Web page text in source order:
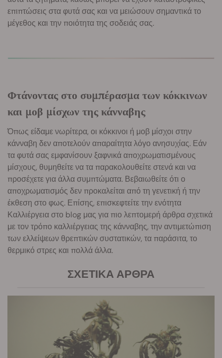
επιπτώσεις στα φυτά σας και να μειώσουν σημαντικά το
μέγεθος και την ποιότητα της σοδειάς σας.
Φτάνοντας στο συμπέρασμα των κόκκινων
και μοβ μίσχων της κάνναβης
Όπως είδαμε νωρίτερα, οι κόκκινοι ή μοβ μίσχοι στην
κάνναβη δεν αποτελούν απαραίτητα λόγο ανησυχίας. Εάν
τα φυτά σας εμφανίσουν ξαφνικά αποχρωματισμένους
μίσχους, θυμηθείτε να τα παρακολουθείτε στενά και να
προσέχετε για άλλα συμπτώματα. Βεβαιωθείτε ότι ο
αποχρωματισμός δεν προκαλείται από τη γενετική ή την
έκθεση στο φως. Επίσης, επισκεφτείτε την ενότητα
Καλλιέργεια στο blog μας για πιο λεπτομερή άρθρα σχετικά
με τον τρόπο καλλιέργειας της κάνναβης, την αντιμετώπιση
των ελλείψεων θρεπτικών συστατικών, τα παράσιτα, το
θερμικό στρες και πολλά άλλα.
ΣΧΕΤΙΚΆ ΆΡΘΡΑ